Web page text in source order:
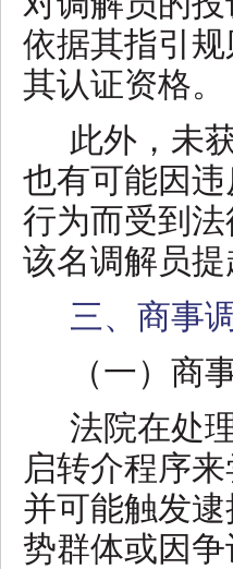
依据其指引
其认证资格。
此外，未
也有可能因
行为而受到
该名调解员提
三、商事
（一）商
法院在处
启转介程序
并可能触发
势群体或因